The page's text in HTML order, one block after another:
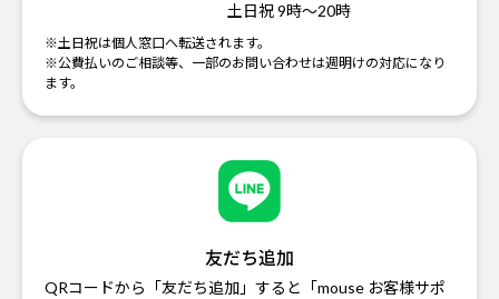
土日祝 9時～20時
※土日祝は個人窓口へ転送されます。
※公費払いのご相談等、一部のお問い合わせは週明けの対応になり
ます。
友だち追加
QRコードから「友だち追加」すると「mouse お客様サポ